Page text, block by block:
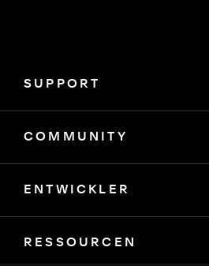
SUPPORT
COMMUNITY
ENTWICKLER
RESSOURCEN